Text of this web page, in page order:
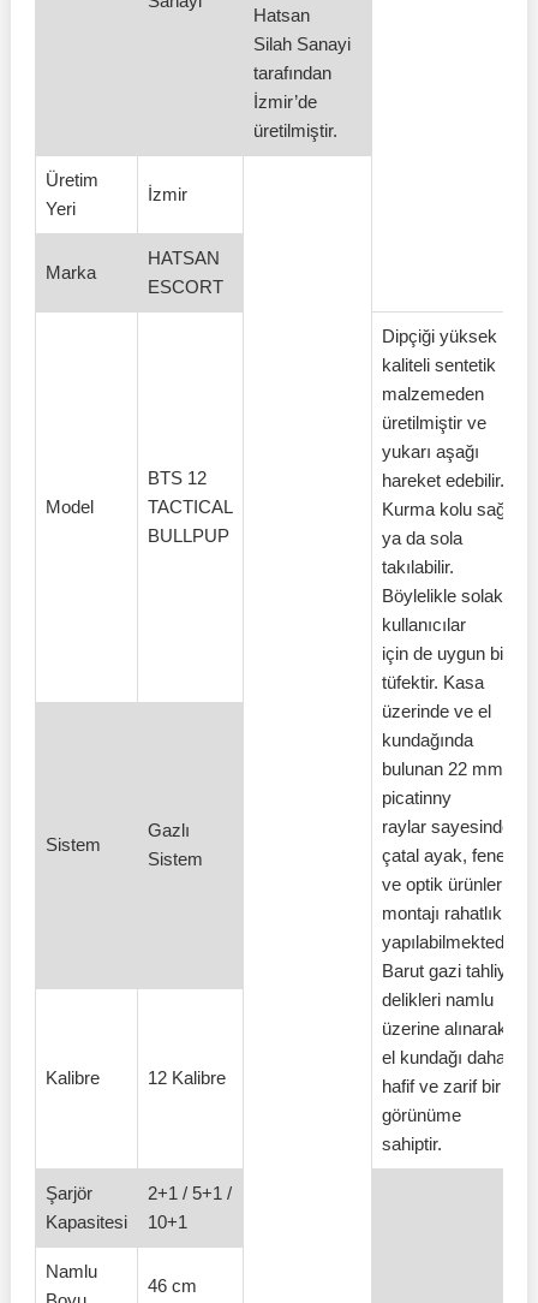
Hatsan
Silah Sanayi
tarafından
İzmir’de
üretilmiştir.
Üretim
Yeri
İzmir
Marka
HATSAN
ESCORT
Model
BTS 12
TACTICAL
BULLPUP
Dipçiği yüksek
kaliteli sentetik
malzemeden
üretilmiştir ve
yukarı aşağı
hareket edebilir.
Kurma kolu sağa
ya da sola
takılabilir.
Böylelikle solak
kullanıcılar
için de uygun bir
tüfektir. Kasa
üzerinde ve el
kundağında
bulunan 22 mm
picatinny
raylar sayesinde
çatal ayak, fener
ve optik ürünlerin
montajı rahatlıkla
yapılabilmektedir.
Barut gazi tahliye
delikleri namlu
üzerine alınarak
el kundağı daha
hafif ve zarif bir
görünüme
sahiptir.
Sistem
Gazlı
Sistem
Kalibre 12 Kalibre
Şarjör
Kapasitesi
2+1 / 5+1 /
10+1
Namlu
46 cm